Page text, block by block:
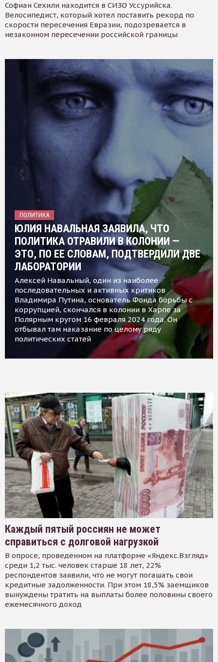
Софиан Сехили находится в СИЗО Уссурийска.
Велосипедист, который хотел поставить рекорд по
скорости пересечения Евразии, подозревается в
незаконном пересечении российской границы
ПОЛИТИКА
ЮЛИЯ НАВАЛЬНАЯ ЗАЯВИЛА, ЧТО
ПОЛИТИКА ОТРАВИЛИ В КОЛОНИИ —
ЭТО, ПО ЕЕ СЛОВАМ, ПОДТВЕРДИЛИ ДВЕ
ЛАБОРАТОРИИ
Алексей Навальный, один из наиболее
последовательных и активных критиков
Владимира Путина, основатель Фонда борьбы с
коррупцией, скончался в колонии в Харпе за
Полярным кругом 16 февраля 2024 года. Он
отбывал там наказание по целому ряду
политических статей
Каждый пятый россиян не может
справиться с долговой нагрузкой
В опросе, проведенном на платформе «Яндекс.Взгляд»
среди 1,2 тыс. человек старше 18 лет, 22%
респондентов заявили, что не могут погашать свои
кредитные задолженности. При этом 18,5% заемщиков
вынуждены тратить на выплаты более половины своего
ежемесячного доход